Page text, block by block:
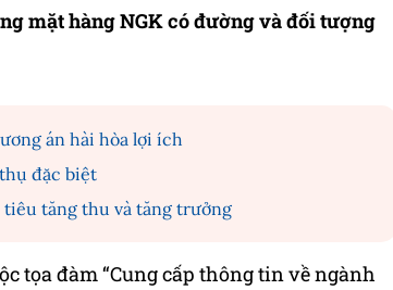
mặt hàng NGK có đường và đối tượng
án hài hòa lợi ích
đặc biệt
tăng thu và tăng trưởng
tọa đàm “Cung cấp thông tin về ngành